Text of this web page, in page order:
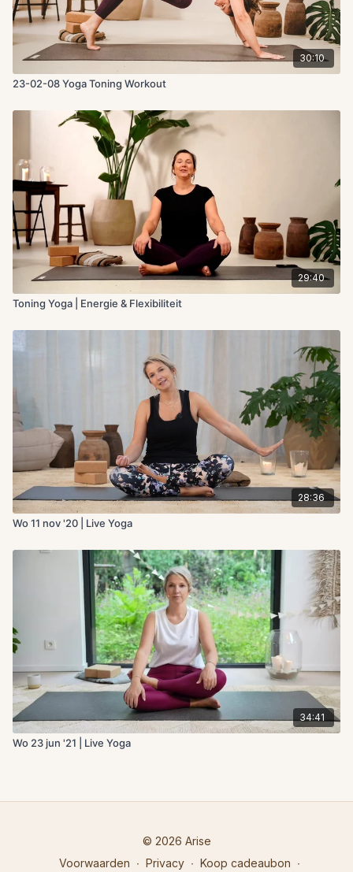
30:10
23-02-08 Yoga Toning Workout
29:40
Toning Yoga | Energie & Flexibiliteit
28:36
Wo 11 nov '20 | Live Yoga
34:41
Wo 23 jun '21 | Live Yoga
© 2026 Arise
Voorwaarden ∙ Privacy ∙ Koop cadeaubon ∙